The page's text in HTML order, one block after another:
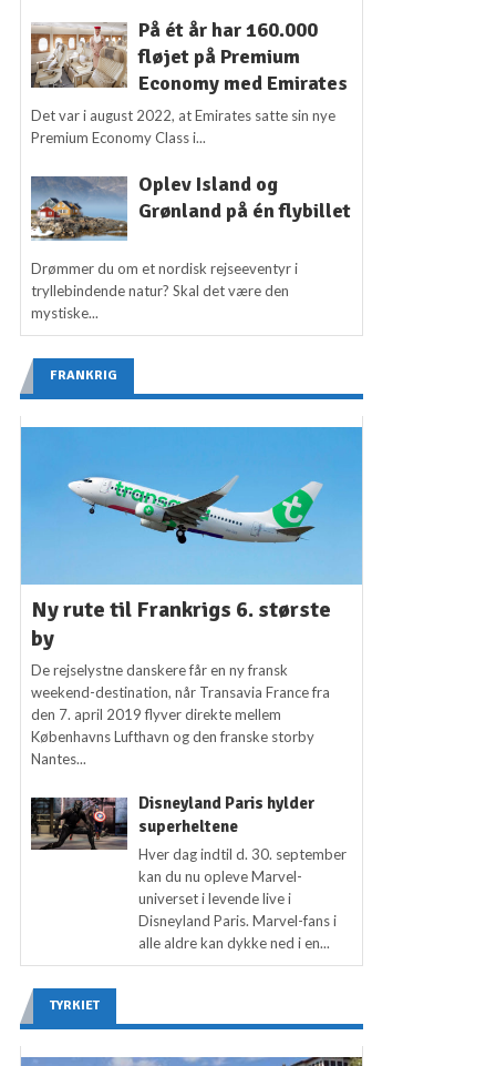
På ét år har 160.000
fløjet på Premium
Economy med Emirates
Det var i august 2022, at Emirates satte sin nye
Premium Economy Class i...
Oplev Island og
Grønland på én flybillet
Drømmer du om et nordisk rejseeventyr i
tryllebindende natur? Skal det være den
mystiske...
FRANKRIG
Ny rute til Frankrigs 6. største
by
De rejselystne danskere får en ny fransk
weekend-destination, når Transavia France fra
den 7. april 2019 flyver direkte mellem
Københavns Lufthavn og den franske storby
Nantes...
Disneyland Paris hylder
superheltene
Hver dag indtil d. 30. september
kan du nu opleve Marvel-
universet i levende live i
Disneyland Paris. Marvel-fans i
alle aldre kan dykke ned i en...
TYRKIET